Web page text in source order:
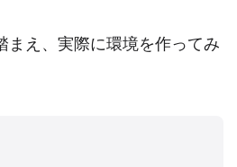
まえ、実際に環境を作ってみ